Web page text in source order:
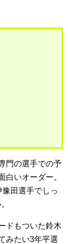
門の選手での予
白いオーダー。
田選手でしっ
ドもついた鈴木
みたい3年平選